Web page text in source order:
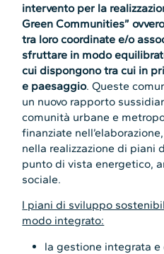
intervento per la
Green Communities”
tra loro coordinate e/o
sfruttare in modo
cui dispongono tra cui in
e paesaggio. Queste
un nuovo rapporto
comunità urbane e
finanziate
nella realizzazione di piani
punto di vista energetico,
sociale.
I piani di sviluppo
modo integrato:
la gestione integrata